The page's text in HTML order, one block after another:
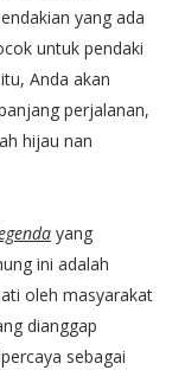
yang ada
untuk pendaki
Anda akan
perjalanan,
hijau nan
yang
ini adalah
oleh masyarakat
dianggap
sebagai